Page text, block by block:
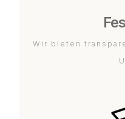
Wir bieten